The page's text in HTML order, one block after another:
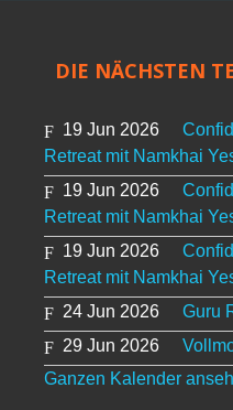
DIE NÄCHSTEN
19 Jun 2026
Retreat mit Namkhai
19 Jun 2026
Retreat mit Namkhai
19 Jun 2026
Retreat mit Namkhai
24 Jun 2026
Guru
29 Jun 2026
Ganzen Kalender